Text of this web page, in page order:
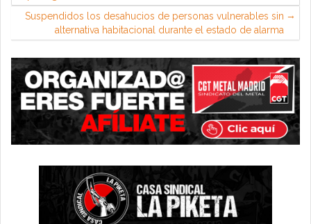
Suspendidos los desahucios de personas vulnerables sin
alternativa habitacional durante el estado de alarma